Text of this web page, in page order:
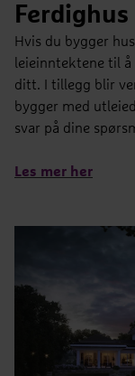
Hvis du bygger
leieinntektene til
ditt. I tillegg blir
bygger med
svar på dine
Les mer her